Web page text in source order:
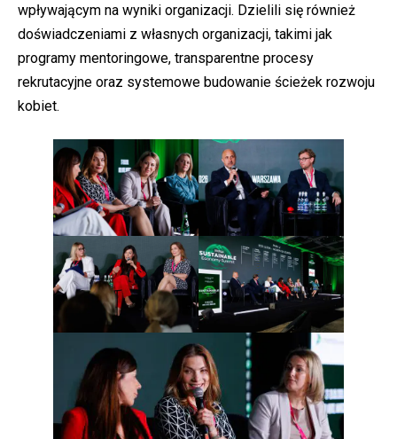
wpływającym na wyniki organizacji. Dzielili się również
doświadczeniami z własnych organizacji, takimi jak
programy mentoringowe, transparentne procesy
rekrutacyjne oraz systemowe budowanie ścieżek rozwoju
kobiet.